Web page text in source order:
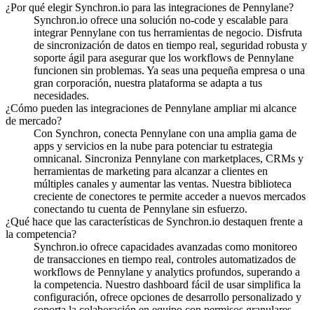
¿Por qué elegir Synchron.io para las integraciones de Pennylane?
Synchron.io ofrece una solución no-code y escalable para
integrar Pennylane con tus herramientas de negocio. Disfruta
de sincronización de datos en tiempo real, seguridad robusta y
soporte ágil para asegurar que los workflows de Pennylane
funcionen sin problemas. Ya seas una pequeña empresa o una
gran corporación, nuestra plataforma se adapta a tus
necesidades.
¿Cómo pueden las integraciones de Pennylane ampliar mi alcance
de mercado?
Con Synchron, conecta Pennylane con una amplia gama de
apps y servicios en la nube para potenciar tu estrategia
omnicanal. Sincroniza Pennylane con marketplaces, CRMs y
herramientas de marketing para alcanzar a clientes en
múltiples canales y aumentar las ventas. Nuestra biblioteca
creciente de conectores te permite acceder a nuevos mercados
conectando tu cuenta de Pennylane sin esfuerzo.
¿Qué hace que las características de Synchron.io destaquen frente a
la competencia?
Synchron.io ofrece capacidades avanzadas como monitoreo
de transacciones en tiempo real, controles automatizados de
workflows de Pennylane y analytics profundos, superando a
la competencia. Nuestro dashboard fácil de usar simplifica la
configuración, ofrece opciones de desarrollo personalizado y